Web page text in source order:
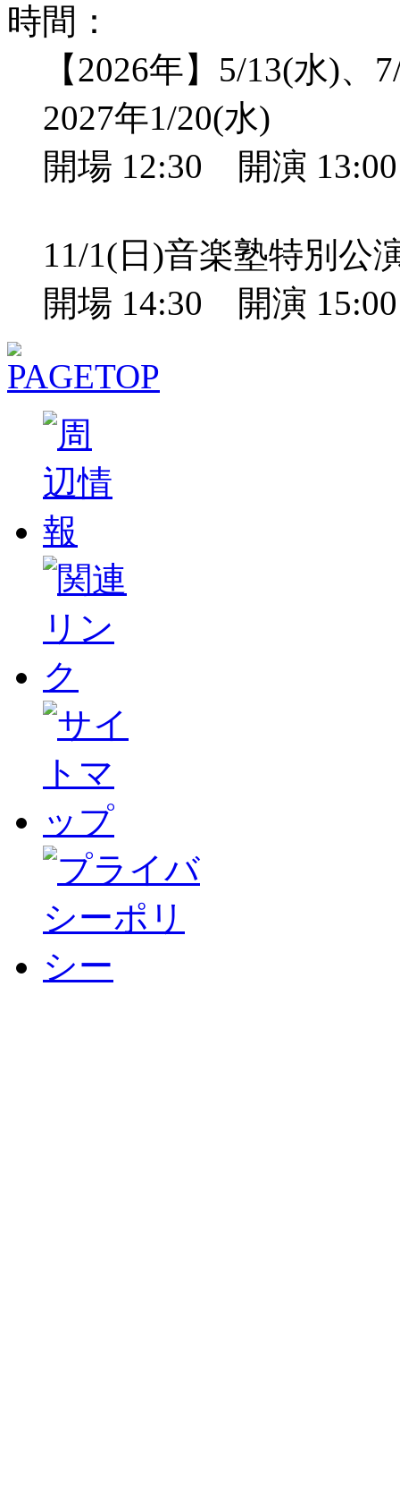
時間：
【2026年】5/13(水)
2027年1/20(水)
開場 12:30 開演
11/1(日)音楽塾特別公
開場 14:30 開演